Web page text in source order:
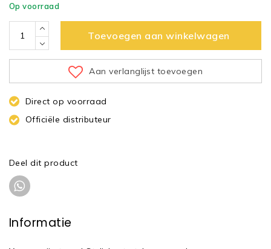
Op voorraad
Toevoegen aan winkelwagen
Aan verlanglijst toevoegen
Direct op voorraad
Officiële distributeur
Deel dit product
Informatie